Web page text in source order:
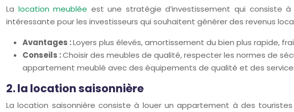
La location meublée est une stratégie d’investissement qui
intéressante pour les investisseurs qui souhaitent générer des revenus
Avantages :Loyers plus élevés, amortissement du bien plus rapide,
Conseils :Choisir des meubles de qualité, respecter les normes de
appartement meublé avec des équipements de qualité et des
2. la location saisonnière
La location saisonnière consiste à louer un appartement à des